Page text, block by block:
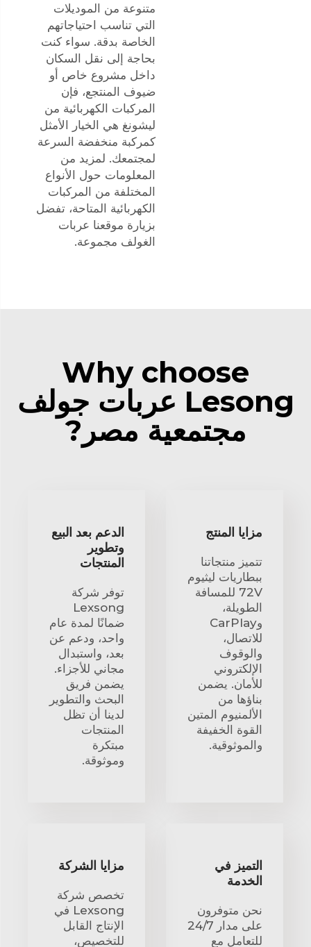
متنوعة من الموديلات
التي تناسب احتياجاتهم
الخاصة بدقة. سواء كنت
بحاجة إلى نقل السكان
داخل مشروع خاص أو
ضيوف المنتجع، فإن
المركبات الكهربائية من
ليشونغ هي الخيار الأمثل
كمركبة منخفضة السرعة
لمجتمعك. لمزيد من
المعلومات حول الأنواع
المختلفة من المركبات
الكهربائية المتاحة، تفضل
بزيارة موقعنا عربات
الغولف مجموعة.
Why choose
Lesong عربات جولف
مجتمعية مصر?
مزايا المنتج
تتميز منتجاتنا
ببطاريات ليثيوم
72V للمسافة
الطويلة،
وCarPlay
للاتصال،
والوقوف
الإلكتروني
للأمان. يضمن
بناؤها من
الألمنيوم المتين
القوة الخفيفة
والموثوقية.
الدعم بعد البيع
وتطوير
المنتجات
توفر شركة
Lexsong
ضمانًا لمدة عام
واحد، ودعم عن
بعد، واستبدال
مجاني للأجزاء.
يضمن فريق
البحث والتطوير
لدينا أن تظل
المنتجات
مبتكرة
وموثوقة.
التميز في
الخدمة
نحن متوفرون
على مدار 24/7
للتعامل مع
مزايا الشركة
تخصص شركة
Lexsong في
الإنتاج القابل
للتخصيص،